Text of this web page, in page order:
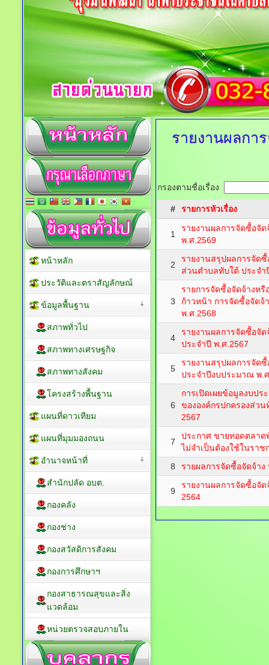
รายงานผลกา
กรองตามชื่อเรื่อง
# รายการหัวเรื่อง
1
รายงานผลการจัดซื้อจัด
พ.ศ.2569
2
รายงานสรุปผลการจัด
ส่วนตำบลทับใต้ ประจ
3
รายการจัดซื้อจัดจ้างห
ก้าวหน้า การจัดซื้อจัดจ้
พ.ศ.2568
4
รายงานผลการจัดซื้อจั
ประจำปี พ.ศ.2567
5
รายงานสรุปผลการจัด
ประจำปีงบประมาณ พ.
6
การเปิดเผยข้อมูลงบป
ขององค์กรปกครองส่ว
2567
7
ประกาศ ขายทอดตลา
ไม่จำเป็นต้องใช้ในราช
8
รายผลการจัดซื้อจัดจ้า
9
รายงานผลการจัดซื้อจั
2564
หน้าหลัก
ประวัติและตราสัญลักษณ์
ข้อมูลพื้นฐาน
สภาพทั่วไป
สภาพทางเศรษฐกิจ
สภาพทางสังคม
โครงสร้างพื้นฐาน
แผนที่ดาวเทียม
แผนที่มุมมองถนน
อำนาจหน้าที่
สำนักปลัด อบต.
กองคลัง
กองช่าง
กองสวัสดิการสังคม
กองการศึกษาฯ
กองสาธารณสุขและสิ่ง
แวดล้อม
หน่วยตรวจสอบภายใน